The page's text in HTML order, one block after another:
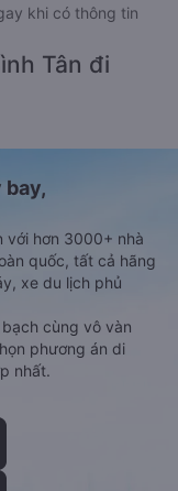
khi có thông tin
Tân đi
bay,
với hơn 3000+ nhà
quốc, tất cả hãng
xe du lịch phủ
cùng vô vàn
phương án di
nhất.